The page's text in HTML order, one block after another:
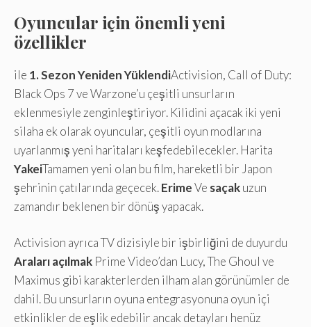
Oyuncular için önemli yeni
özellikler
ile 1. Sezon Yeniden YüklendiActivision, Call of Duty:
Black Ops 7 ve Warzone’u çeşitli unsurların
eklenmesiyle zenginleştiriyor. Kilidini açacak iki yeni
silaha ek olarak oyuncular, çeşitli oyun modlarına
uyarlanmış yeni haritaları keşfedebilecekler. Harita
YakeiTamamen yeni olan bu film, hareketli bir Japon
şehrinin çatılarında geçecek.ErimeVe saçakuzun
zamandır beklenen bir dönüş yapacak.
Activision ayrıca TV dizisiyle bir işbirliğini de duyurdu
Araları açılmak Prime Video’dan Lucy, The Ghoul ve
Maximus gibi karakterlerden ilham alan görünümler de
dahil. Bu unsurların oyuna entegrasyonuna oyun içi
etkinlikler de eşlik edebilir ancak detayları henüz